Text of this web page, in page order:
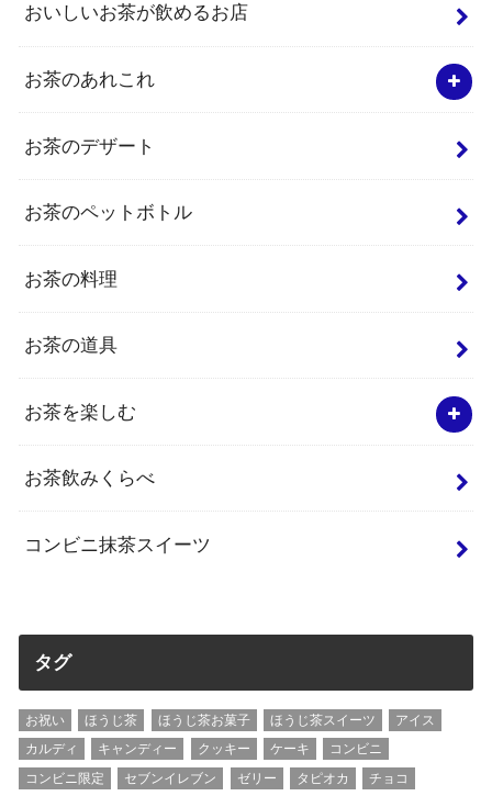
おいしいお茶が飲めるお店
お茶のあれこれ
お茶のデザート
お茶のペットボトル
お茶の料理
お茶の道具
お茶を楽しむ
お茶飲みくらべ
コンビニ抹茶スイーツ
タグ
お祝い ほうじ茶 ほうじ茶お菓子 ほうじ茶スイーツ
アイス
カルディ
キャンディー クッキー ケーキ
コンビニ
コンビニ限定
セブンイレブン ゼリー タピオカ チョコ